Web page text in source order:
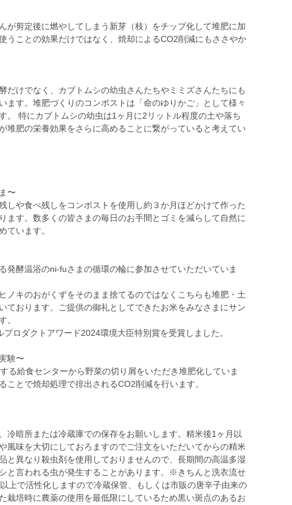
が剪定後に燃やしてしまう新芽（枝）をチップ化して堆肥に加
うことの効果だけではなく、焼却によるCO2削減にもささやか
だけでなく、カブトムシの幼虫さんたちやミミズさんたちにも
ます。堆肥づくりのコンポストは「命のゆりかご」として様々
。 特にカブトムシの幼虫は1ヶ月に2リットル程度の土や落ち
堆肥の栄養効果をさらに高めることに繋がっていると考えてい
〜
しや食べ残しをコンポストを使用し約３か月ほどかけて作った
ます。数多くの皆さまの毎日のお手間とゴミを減らして自然に
ています。
発酵温浴のni-fuさまの循環の輪に参加させていただいていま
ノキのおがくずをそのまま捨てるのではなくこちらも堆肥・土
ております。ご提供の御礼としてできたお米をみなさまにサン
。
ロダクトアワード2024環境大臣特別賞を受賞しました。
験〜
る給食センターから野菜の切り屑をいただき堆肥化していま
冷暗所または冷蔵庫での保存をお願いします。精米後1ヶ月以
風味を大切にしておろますのでご注文をいただいてからの精米
と異なり殺虫剤を使用しておりませんので、長期間の高温多湿
と言われる虫が発生することがあります。※きちんと洗衣流せ
上で活性化しますので冷蔵保管、もしくは市販の唐辛子由来の
栽培時に農薬の使用を最低限にしているため黒い斑点のあるお